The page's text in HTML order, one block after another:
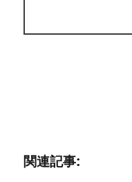
関連記事: